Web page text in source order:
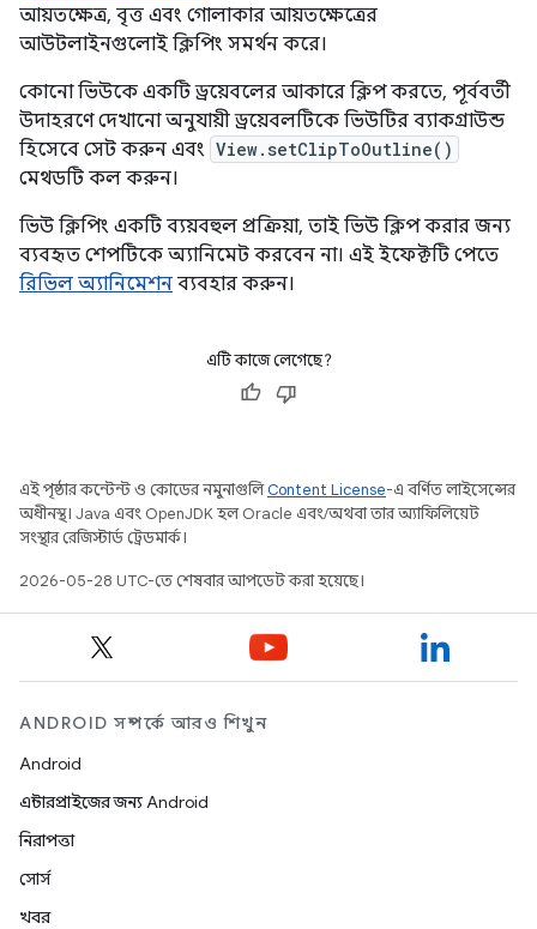
আয়তক্ষেত্র, বৃত্ত এবং গোলাকার আয়তক্ষেত্রের
আউটলাইনগুলোই ক্লিপিং সমর্থন করে।
কোনো ভিউকে একটি ড্রয়েবলের আকারে ক্লিপ করতে, পূর্ববর্তী
উদাহরণে দেখানো অনুযায়ী ড্রয়েবলটিকে ভিউটির ব্যাকগ্রাউন্ড
হিসেবে সেট করুন এবং View.setClipToOutline()
মেথডটি কল করুন।
ভিউ ক্লিপিং একটি ব্যয়বহুল প্রক্রিয়া, তাই ভিউ ক্লিপ করার জন্য
ব্যবহৃত শেপটিকে অ্যানিমেট করবেন না। এই ইফেক্টটি পেতে
রিভিল অ্যানিমেশন ব্যবহার করুন।
এটি কাজে লেগেছে?
এই পৃষ্ঠার কন্টেন্ট ও কোডের নমুনাগুলিContent License-এ বর্ণিত লাইসেন্সের
অধীনস্থ। Java এবং OpenJDK হল Oracle এবং/অথবা তার অ্যাফিলিয়েট
সংস্থার রেজিস্টার্ড ট্রেডমার্ক।
2026-05-28 UTC-তে শেষবার আপডেট করা হয়েছে।
ANDROID সম্পর্কে আরও শিখুন
Android
এন্টারপ্রাইজের জন্য Android
নিরাপত্তা
সোর্স
খবর